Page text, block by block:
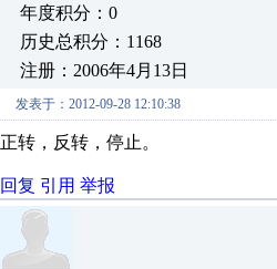
年度积分：0
历史总积分：1168
注册：2006年4月13日
发表于：2012-09-28 12:10:38
正转，反转，停止。
回复 引用 举报